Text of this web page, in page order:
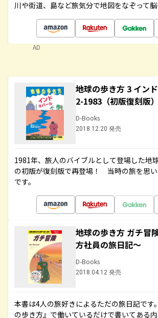
川や街道、島など旅気分で地図をなぞって脳
AD
地球の歩き方 3 イン
2-1983（初版復刻版）
D-Books
2018.12.20 発売
1981年、旅人のバイブルとして登場した地
の初版が復刻版で再登場！ 当時の旅を思
です。
地球の歩き方 ガチ冒
方社員の旅日記～
D-Books
2018.04.12 発売
本書は4人の旅好きによるただの旅日記です
の歩き方』で働いているだけで書いてある